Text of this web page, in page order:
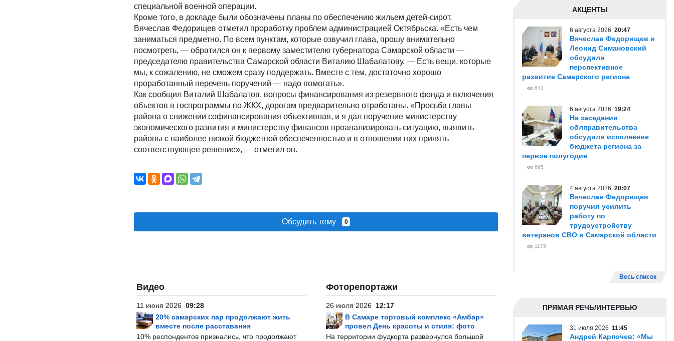
специальной военной операции.
Кроме того, в докладе были обозначены планы по обеспечению жильем детей-сирот.
Вячеслав Федорищев отметил проработку проблем администрацией Октябрьска. «Есть чем
заниматься предметно. По всем пунктам, которые озвучил глава, прошу внимательно
посмотреть, — обратился он к первому заместителю губернатора Самарской области —
председателю правительства Самарской области Виталию Шабалатову. — Есть вещи, которые
мы, к сожалению, не сможем сразу поддержать. Вместе с тем, достаточно хорошо
проработанный перечень поручений — надо помогать».
Как сообщил Виталий Шабалатов, вопросы финансирования из резервного фонда и включения
объектов в госпрограммы по ЖКХ, дорогам предварительно отработаны. «Просьба главы
района о снижении софинансирования объективная, и я дал поручение министерству
экономического развития и министерству финансов проанализировать ситуацию, выявить
районы с наиболее низкой бюджетной обеспеченностью и в отношении них принять
соответствующее решение», — отметил он.
Обсудить тему 0
Видео
11 июня 2026 09:28
20% самарских пар продолжают жить
вместе после расставания
10% респондентов признались, что продолжают
Фоторепортажи
26 июля 2026 12:17
В Самаре торговый комплекс «Амбар»
провел День красоты и стиля: фото
На территории фудкорта развернулся большой
АКЦЕНТЫ
6 августа 2026 20:47
Вячеслав Федорищев и
Леонид Симановский
обсудили
перспективное
развитие Самарского региона
641
6 августа 2026 19:24
На заседании
облправительства
обсудили исполнение
бюджета региона за
первое полугодие
695
4 августа 2026 20:07
Вячеслав Федорищев
поручил усилить
работу по
трудоустройству
ветеранов СВО в Самарской области
1179
Весь список
ПРЯМАЯ РЕЧЬ/ИНТЕРВЬЮ
31 июля 2026 11:45
Андрей Карпочев: «Мы